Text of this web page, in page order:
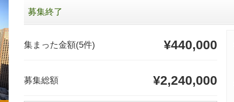
募集終了
集まった金額(5件) ¥440,000
募集総額 ¥2,240,000